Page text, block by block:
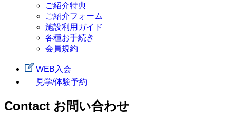
ご紹介特典
ご紹介フォーム
施設利用ガイド
各種お手続き
会員規約
WEB入会
見学/体験予約
Contact お問い合わせ